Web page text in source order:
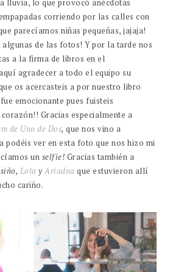
lluvia, lo que provocó anécdotas
corriendo por las calles con
parecíamos niñas pequeñas, jajaja!
algunas de las fotos! Y por la tarde nos
a la firma de libros en el
agradecer a todo el equipo su
os acercasteis a por nuestro libro
emocionante pues fuisteis
Gracias especialmente a
de Uno de Dos,que nos vino a
podéis ver en esta foto que nos hizo mi
un selfie! Gracias también a
Lola yAriadna que estuvieron allí
cariño.